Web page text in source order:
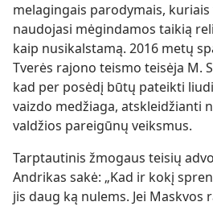
melagingais parodymais,
naudojasi mėgindamos taikią
kaip nusikalstamą. 2016 metų
Tverės rajono teismo teisėja M.
kad per posėdį būtų pateikti
vaizdo medžiaga, atskleidžianti
valdžios pareigūnų veiksmus.
Tarptautinis žmogaus teisių
Andrikas sakė: „Kad ir kokį
jis daug ką nulems. Jei Maskvos